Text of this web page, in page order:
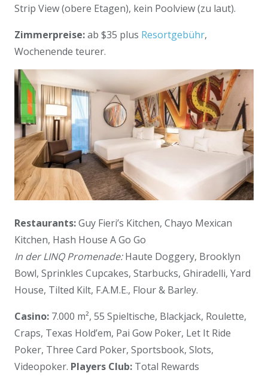
Strip View (obere Etagen), kein Poolview (zu laut).
Zimmerpreise:ab $35 plus Resortgebühr,
Wochenende teurer.
Restaurants:Guy Fieri’s Kitchen, Chayo Mexican
Kitchen, Hash House A Go Go
In der LINQ Promenade:Haute Doggery, Brooklyn
Bowl, Sprinkles Cupcakes, Starbucks, Ghiradelli, Yard
House, Tilted Kilt, F.A.M.E., Flour & Barley.
Casino: 7.000 m², 55 Spieltische, Blackjack, Roulette,
Craps, Texas Hold’em, Pai Gow Poker, Let It Ride
Poker, Three Card Poker, Sportsbook, Slots,
Videopoker. Players Club: Total Rewards